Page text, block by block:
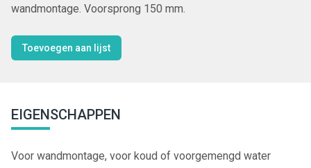
wandmontage. Voorsprong 150 mm.
Toevoegen aan lijst
EIGENSCHAPPEN
Voor wandmontage, voor koud of voorgemengd water